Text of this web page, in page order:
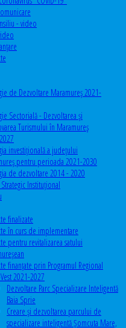
- video
de Dezvoltare Maramureș 2021-
Sectorială - Dezvoltarea și
Turismului în Maramureș
investiţională a județului
pentru perioada 2021-2030
de dezvoltare 2014 - 2020
Instituţional
finalizate
în curs de implementare
pentru revitalizarea satului
finanțate prin Programul Regional
2021-2027
Dezvoltare Parc Specializare Inteligentă
Baia Sprie
Creare și dezvoltarea parcului de
specializare inteligentă Șomcuta Mare,